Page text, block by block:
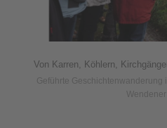
Von Karren, Köhlern,
Geführte Geschichtenwanderung